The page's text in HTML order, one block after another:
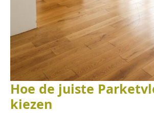
Hoe de juiste
kiezen